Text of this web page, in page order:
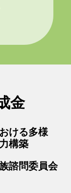
金
ける多様
構築
諮問委員会